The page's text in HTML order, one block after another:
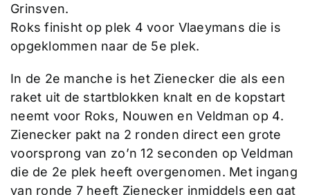
Grinsven.
Roks finisht op plek 4 voor Vlaeymans die is
opgeklommen naar de 5e plek.
In de 2e manche is het Zienecker die als een
raket uit de startblokken knalt en de kopstart
neemt voor Roks, Nouwen en Veldman op 4.
Zienecker pakt na 2 ronden direct een grote
voorsprong van zo’n 12 seconden op Veldman
die de 2e plek heeft overgenomen. Met ingang
van ronde 7 heeft Zienecker inmiddels een gat